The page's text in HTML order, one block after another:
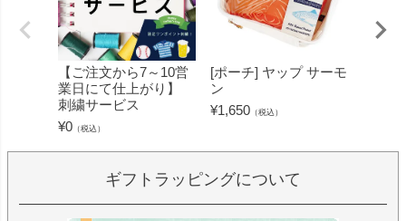
【ご注文から7～10営
業日にて仕上がり】
刺繍サービス
¥0 （税込）
[ポーチ] ヤップ サーモ
ン
¥1,650 （税込）
ギフトラッピングについて